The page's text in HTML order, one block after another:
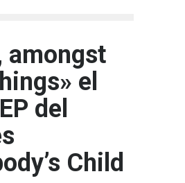
amongst
el
del
Child